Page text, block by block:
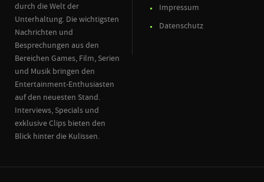
durch die Welt der
Unterhaltung. Die wichtigsten
Nachrichten und
Besprechungen aus den
Bereichen Games, Film, Serien
und Musik bringen den
Entertainment-Enthusiasten
auf den neuesten Stand.
Interviews, Specials und
exklusive Clips bieten den
Blick hinter die Kulissen.
Impressum
Datenschutz